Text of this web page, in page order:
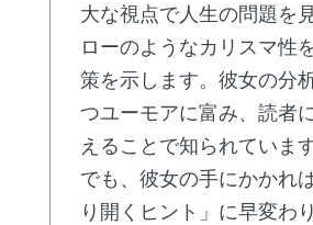
大な視点で人生の問題を
ローのようなカリスマ性
策を示します。彼女の分
つユーモアに富み、読者
えることで知られていま
でも、彼女の手にかかれ
り開くヒント」に早変わ